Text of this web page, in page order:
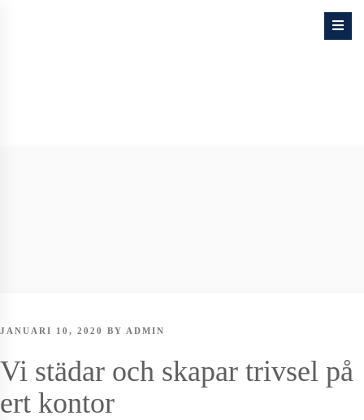
POSTED
JANUARI 10, 2020 BY ADMIN
Vi städar och skapar trivsel på
ert kontor